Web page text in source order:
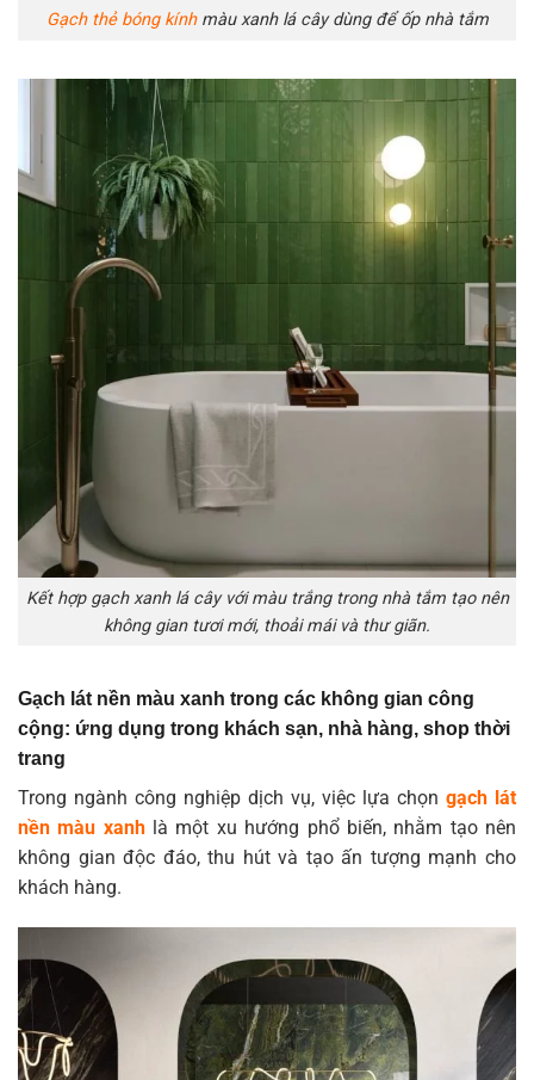
Gạch thẻ bóng kínhmàu xanh lá cây dùng để ốp nhà tắm
Kết hợp gạch xanh lá cây với màu trắng trong nhà tắm tạo nên
không gian tươi mới, thoải mái và thư giãn.
Gạch lát nền màu xanh trong các không gian công
cộng: ứng dụng trong khách sạn, nhà hàng, shop thời
trang
Trong ngành công nghiệp dịch vụ, việc lựa chọn gạch lát
nền màu xanhlà một xu hướng phổ biến, nhằm tạo nên
không gian độc đáo, thu hút và tạo ấn tượng mạnh cho
khách hàng.